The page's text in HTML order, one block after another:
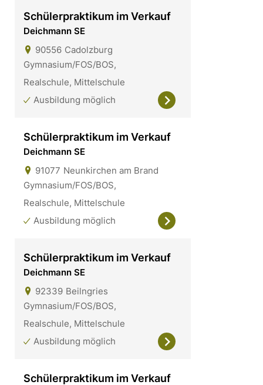
Schülerpraktikum im Verkauf
Deichmann SE
90556 Cadolzburg
Gymnasium/FOS/BOS,
Realschule, Mittelschule
Ausbildung möglich
Schülerpraktikum im Verkauf
Deichmann SE
91077 Neunkirchen am Brand
Gymnasium/FOS/BOS,
Realschule, Mittelschule
Ausbildung möglich
Schülerpraktikum im Verkauf
Deichmann SE
92339 Beilngries
Gymnasium/FOS/BOS,
Realschule, Mittelschule
Ausbildung möglich
Schülerpraktikum im Verkauf